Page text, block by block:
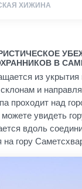
ХИЖИНА
В
из укрытия
и
проходит над
увидеть
вдоль
на гору